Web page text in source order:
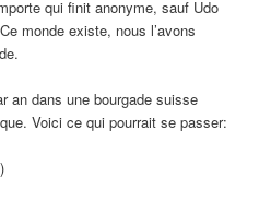
qui finit anonyme, sauf Udo
monde existe, nous l’avons
an dans une bourgade suisse
Voici ce qui pourrait se passer:
)